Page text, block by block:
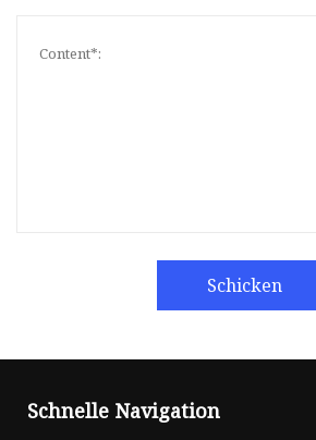
Schicken
Schnelle Navigation